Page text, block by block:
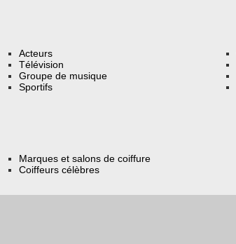
Acteurs
Télévision
Groupe de musique
Sportifs
Marques et salons de coiffure
Coiffeurs célèbres